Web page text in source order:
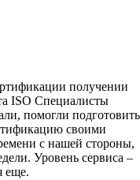
получении
ISO Специалисты
помогли подготовить
своими
с нашей стороны,
Уровень сервиса –
еще.